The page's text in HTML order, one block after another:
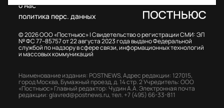
© 2026 ООО «Постньюс» |Свидетельство о регистрации СМИ: ЭЛ
№ ФС 77–85757 от 22 августа 2023 года выдано Федеральной
службой по надзору в сфере связи, информационных технологий
и массовых коммуникаций
о нас
политика перс. данных
Наименование издания: POSTNEWS,Адрес редакции: 127015,
город Москва, Бумажный проезд, д. 14 стр. 2Учредитель: ООО
«Постньюс» Главный редактор: Чудин А.А.Электронная почта
редакции:glavred@postnews.ru,тел. +7 (495) 66-33-811